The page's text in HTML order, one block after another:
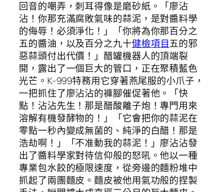
回音的嘲弄，刺耳得像是磨砂紙。「廖沾
沾！你那充滿腐敗氣味的蒜泥，是對醬料學
的侮辱！必須淨化！」「你將為你那百分之
五的醬油，以及百分之九十健檢項目五的邪
惡蒜頭付出代價！」醋罐機器人的頂端裂
開，露出了一個巨大的管口，正在聚積藍色
光芒。K-999特務用它穿著燕尾服的小爪子，
一把抓住了廖沾沾的褲腳催促著他。「快
點！沾沾先生！那是醋酸離子炮！專門用來
溶解有機發酵物的！」「它會把你的蒜泥在
零點一秒內變成無菌的、純淨的白醋！那是
浩劫啊！」「不准動我的蒜泥！」廖沾沾發
出了醬料學家對待信仰般的怒吼。他以一種
專業包水餃的極限速度，從旁邊的麵粉堆中
抓起了兩團麵皮。麵皮被他用氣功般的捏製